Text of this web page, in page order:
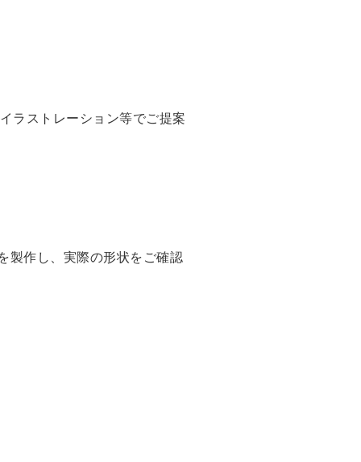
ラストレーション等でご提案
製作し、実際の形状をご確認